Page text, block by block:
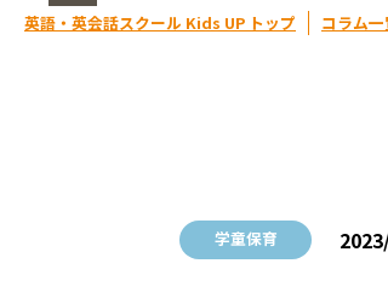
英語・英会話スクール Kids UP トップ コラム
学童保育